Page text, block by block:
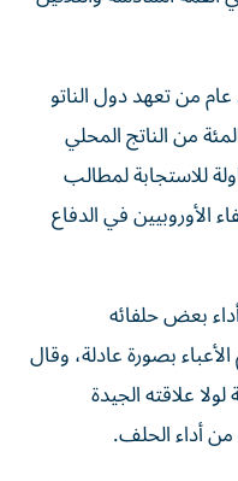
من تعهد دول الناتو
من الناتج المحلي
2035، في محاولة للاستجابة لمطالب
الأوروبيين في الدفاع
بعض حلفائه
بصورة عادلة، وقال
علاقته الجيدة
من أداء الحلف.